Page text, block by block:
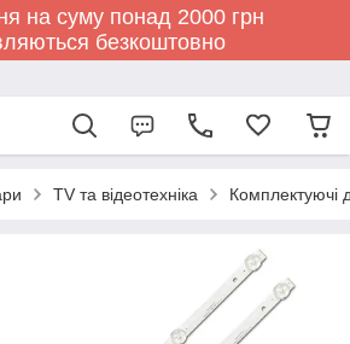
на суму понад 2000 грн
безкоштовно
TV та відеотехніка Комплектуючі